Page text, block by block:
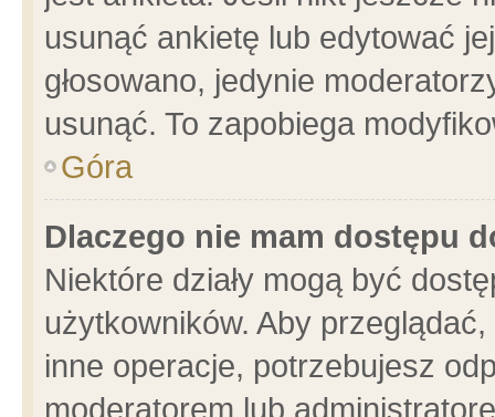
usunąć ankietę lub edytować
głosowano, jedynie
usunąć. To zapobiega
Góra
Dlaczego nie mam dostępu
Niektóre działy mogą być
użytkowników. Aby
inne operacje, potrzebujesz
moderatorem lub